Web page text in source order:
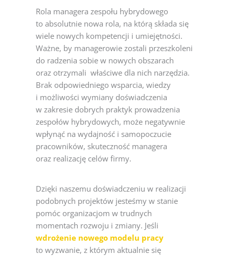
Rola managera zespołu hybrydowego
to absolutnie nowa rola, na którą składa się
wiele nowych kompetencji i umiejętności.
Ważne, by managerowie zostali przeszkoleni
do radzenia sobie w nowych obszarach
oraz otrzymali właściwe dla nich narzędzia.
Brak odpowiedniego wsparcia, wiedzy
i możliwości wymiany doświadczenia
w zakresie dobrych praktyk prowadzenia
zespołów hybrydowych, może negatywnie
wpłynąć na wydajność i samopoczucie
pracowników, skuteczność managera
oraz realizację celów firmy.
Dzięki naszemu doświadczeniu w realizacji
podobnych projektów jesteśmy w stanie
pomóc organizacjom w trudnych
momentach rozwoju i zmiany. Jeśli
wdrożenie nowego modelu pracy
to wyzwanie, z którym aktualnie się